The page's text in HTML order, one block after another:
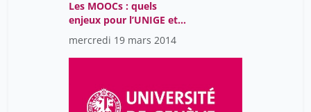
Les MOOCs : quels
enjeux pour l’UNIGE et
sa Bibliothèque ?
mercredi 19 mars 2014